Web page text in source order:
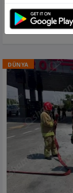
250 milyon
ofisə çevrilib
DÜNYA